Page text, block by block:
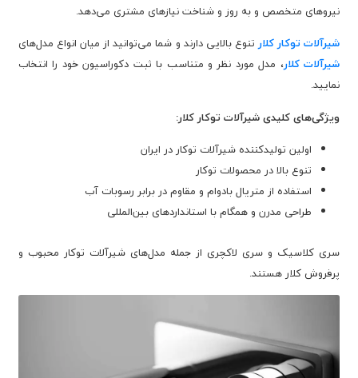
نیروهای متخصص و به روز و شناخت نیازهای مشتری می‌دهد.
شیرآلات توکار کلار تنوع بالایی دارند و شما می‌توانید از میان انواع مدل‌های
شیرآلات کلار، مدل مورد نظر و متناسب با ثبت دکوراسیون خود را انتخاب
نمایید.
ویژگی‌های کلیدی شیرآلات توکار کلار:
اولین تولیدکننده شیرآلات توکار در ایران
تنوع بالا در محصولات توکار
استفاده از متریال بادوام و مقاوم در برابر رسوبات آب
طراحی مدرن و همگام با استانداردهای بین‌المللی
سری کلاسیک و سری لاکچری از جمله مدل‌های شیرآلات توکار محبوب و
پرفروش کلار هستند.